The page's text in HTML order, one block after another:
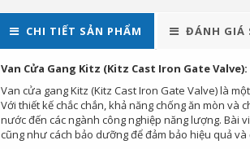
CHI TIẾT SẢN PHẨM ĐÁNH GIÁ
Van Cửa Gang Kitz (Kitz Cast Iron Gate
Van cửa gang Kitz (Kitz Cast Iron Gate Valve) là
Với thiết kế chắc chắn, khả năng chống ăn mòn
nước đến các ngành công nghiệp năng lượng. Bài
cũng như cách bảo dưỡng để đảm bảo hiệu quả